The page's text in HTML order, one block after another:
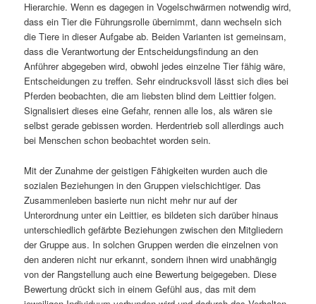
Hierarchie. Wenn es dagegen in Vogelschwärmen notwendig wird,
dass ein Tier die Führungsrolle übernimmt, dann wechseln sich
die Tiere in dieser Aufgabe ab. Beiden Varianten ist gemeinsam,
dass die Verantwortung der Entscheidungsfindung an den
Anführer abgegeben wird, obwohl jedes einzelne Tier fähig wäre,
Entscheidungen zu treffen. Sehr eindrucksvoll lässt sich dies bei
Pferden beobachten, die am liebsten blind dem Leittier folgen.
Signalisiert dieses eine Gefahr, rennen alle los, als wären sie
selbst gerade gebissen worden. Herdentrieb soll allerdings auch
bei Menschen schon beobachtet worden sein.
Mit der Zunahme der geistigen Fähigkeiten wurden auch die
sozialen Beziehungen in den Gruppen vielschichtiger. Das
Zusammenleben basierte nun nicht mehr nur auf der
Unterordnung unter ein Leittier, es bildeten sich darüber hinaus
unterschiedlich gefärbte Beziehungen zwischen den Mitgliedern
der Gruppe aus. In solchen Gruppen werden die einzelnen von
den anderen nicht nur erkannt, sondern ihnen wird unabhängig
von der Rangstellung auch eine Bewertung beigegeben. Diese
Bewertung drückt sich in einem Gefühl aus, das mit dem